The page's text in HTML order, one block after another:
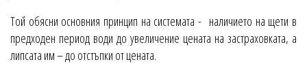
Той обясни основния принцип на системата - наличието на щети в
предходен период води до увеличение цената на застраховката, а
липсата им – до отстъпки от цената.